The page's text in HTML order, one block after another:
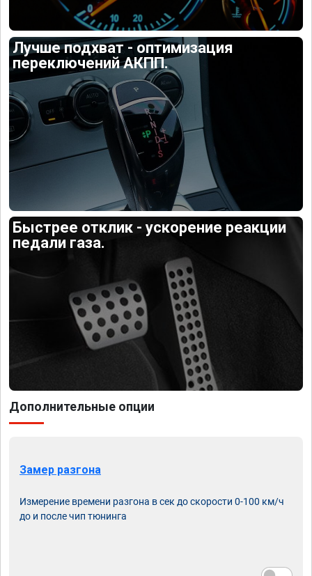
Лучше подхват - оптимизация
переключений АКПП.
Быстрее отклик - ускорение реакции
педали газа.
Дополнительные опции
Замер разгона
Измерение времени разгона в сек до скорости 0-100 км/ч
до и после чип тюнинга